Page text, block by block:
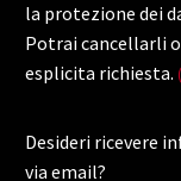
la protezione dei
Potrai cancellarli
esplicita richiesta.
Desideri ricevere
via email?